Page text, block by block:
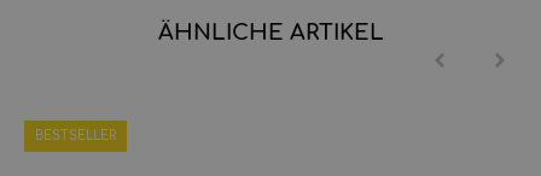
ÄHNLICHE ARTIKEL
BESTSELLER